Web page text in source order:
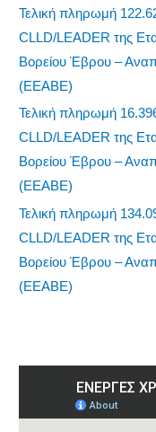
Τελική πληρωμή
CLLD/LEADER της
Βορείου Έβρου –
(ΕΕΑΒΕ)
Τελική πληρωμή
CLLD/LEADER της
Βορείου Έβρου –
(ΕΕΑΒΕ)
Τελική πληρωμή
CLLD/LEADER της
Βορείου Έβρου –
(ΕΕΑΒΕ)